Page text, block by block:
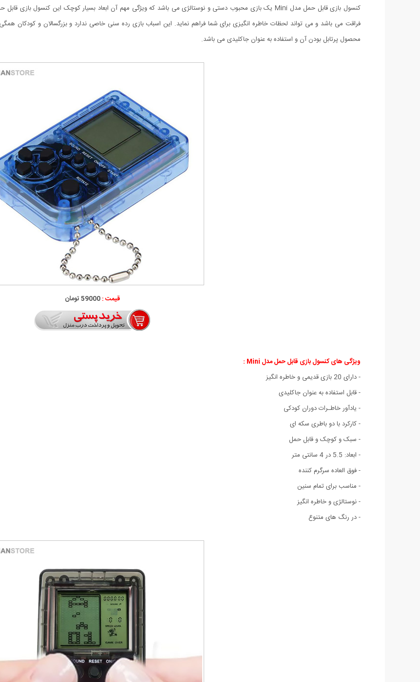
فراقت می باشد و می تواند لحظات خاطره انگیزی برای شما فراهم نماید. این اسباب بازی رده سنی خاصی ندارد و بزرگسالان و کودکان همگی
محصول پرتابل بودن آن و استفاده به عنوان جاکلیدی می باشد.
قیمت :59000 تومان
ویژگی های کنسول بازی قابل حمل مدل Mini :
- دارای 20 بازی قدیمی و خاطره انگیز
- قابل استفاده به عنوان جاکلیدی
- یادآور خاطـرات دوران کودکی
- کارکرد با دو باطری سکه ای
- سبک و کوچک و قابل حمل
- ابعاد: 5.5 در 4 سانتی متر
- فوق العاده سرگرم کننده
- مناسب برای تمام سنین
- نوستالژی و خاطره انگیز
- در رنگ های متنوع